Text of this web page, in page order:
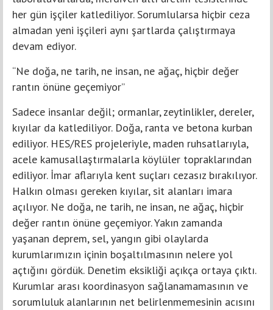
her gün işçiler katlediliyor. Sorumlularsa hiçbir ceza
almadan yeni işçileri aynı şartlarda çalıştırmaya
devam ediyor.
“Ne doğa, ne tarih, ne insan, ne ağaç, hiçbir değer
rantın önüne geçemiyor”
Sadece insanlar değil; ormanlar, zeytinlikler, dereler,
kıyılar da katlediliyor. Doğa, ranta ve betona kurban
ediliyor. HES/RES projeleriyle, maden ruhsatlarıyla,
acele kamusallaştırmalarla köylüler topraklarından
ediliyor. İmar aflarıyla kent suçları cezasız bırakılıyor.
Halkın olması gereken kıyılar, sit alanları imara
açılıyor. Ne doğa, ne tarih, ne insan, ne ağaç, hiçbir
değer rantın önüne geçemiyor. Yakın zamanda
yaşanan deprem, sel, yangın gibi olaylarda
kurumlarımızın içinin boşaltılmasının nelere yol
açtığını gördük. Denetim eksikliği açıkça ortaya çıktı.
Kurumlar arası koordinasyon sağlanamamasının ve
sorumluluk alanlarının net belirlenmemesinin acısını